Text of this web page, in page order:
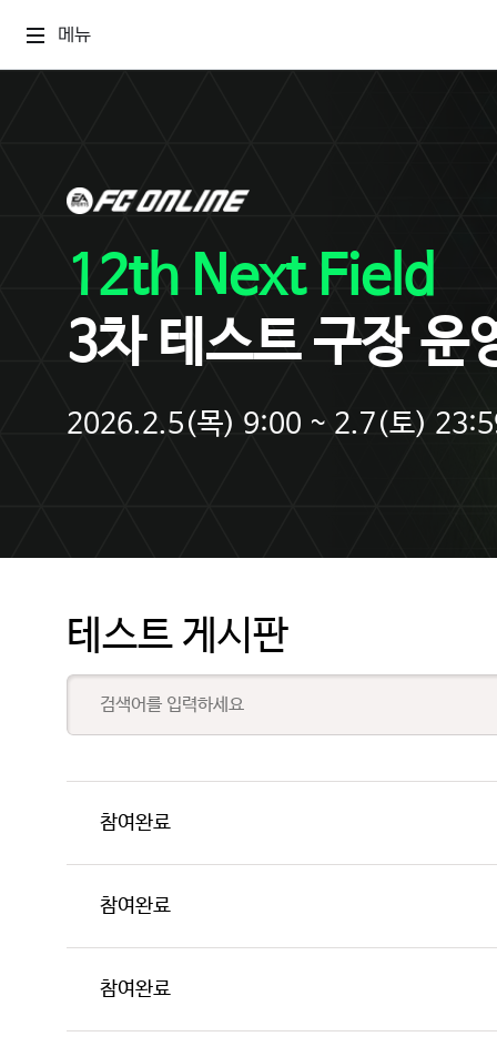
메뉴
12th Next Field
3차 테스트 구장 운
2026.2.5(목) 9:00 ~ 2.7(토)
테스트 게시판
참여완료
참여완료
참여완료